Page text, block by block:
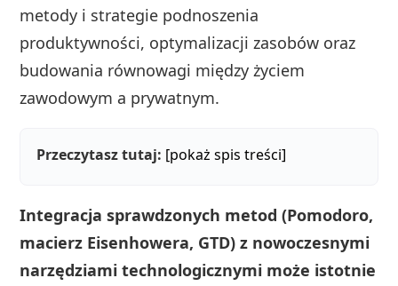
metody i strategie podnoszenia
produktywności, optymalizacji zasobów oraz
budowania równowagi między życiem
zawodowym a prywatnym.
Przeczytasz tutaj: [pokaż spis treści]
Integracja sprawdzonych metod (Pomodoro,
macierz Eisenhowera, GTD) z nowoczesnymi
narzędziami technologicznymi może istotnie